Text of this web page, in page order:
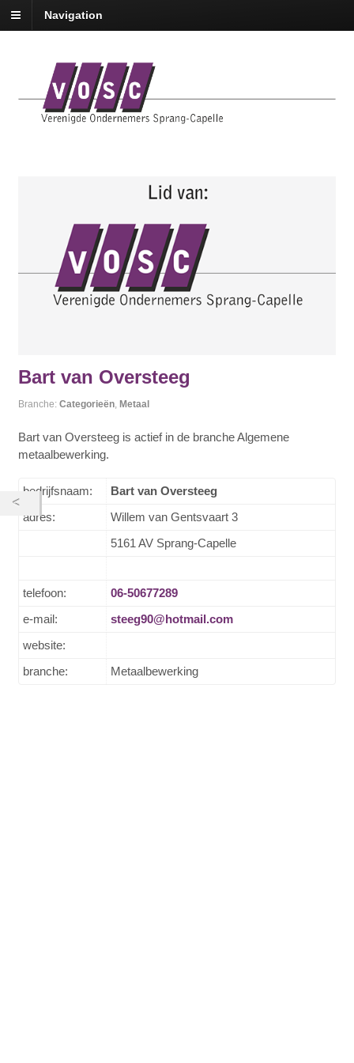
Navigation
Bart van Oversteeg
Branche: Categorieën, Metaal
Bart van Oversteeg is actief in de branche Algemene
metaalbewerking.
bedrijfsnaam:
Bart van Oversteeg
adres:
Willem van Gentsvaart 3
5161 AV Sprang-Capelle
telefoon:
06-50677289
e-mail:
steeg90@hotmail.com
website:
branche:
Metaalbewerking